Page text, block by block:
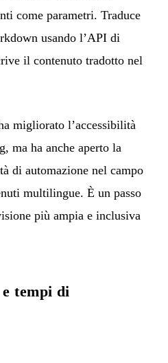
come parametri. Traduce
usando l’API di
il contenuto tradotto nel
migliorato l’accessibilità
ma ha anche aperto la
di automazione nel campo
multilingue. È un passo
più ampia e inclusiva
e tempi di